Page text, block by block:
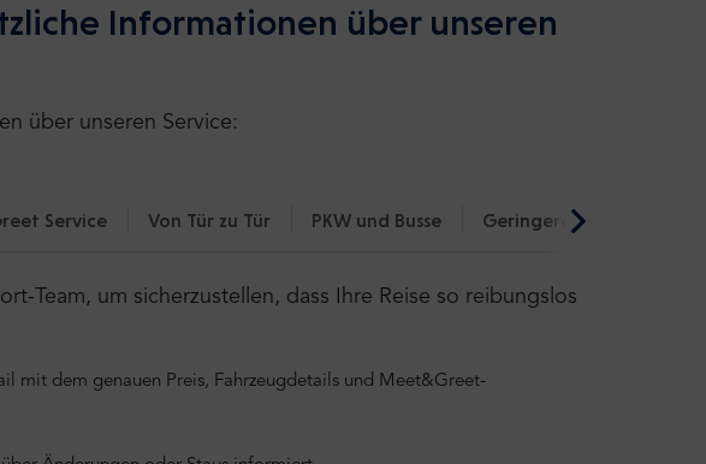
Informationen über unseren
über unseren Service:
Service Von Tür zu Tür PKW und Busse Geringerer CO₂-
Team, um sicherzustellen, dass Ihre Reise so reibungslos
mit dem genauen Preis, Fahrzeugdetails und Meet&Greet-